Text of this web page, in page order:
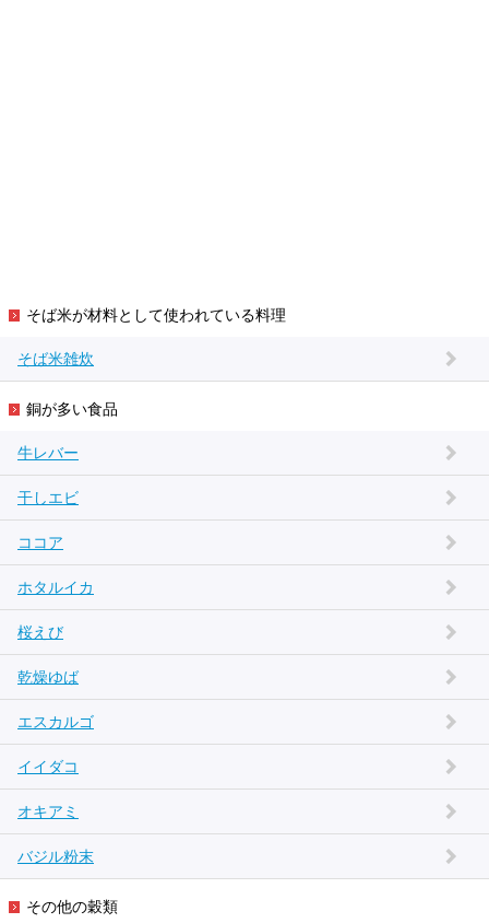
そば米が材料として使われている料理
そば米雑炊
銅が多い食品
牛レバー
干しエビ
ココア
ホタルイカ
桜えび
乾燥ゆば
エスカルゴ
イイダコ
オキアミ
バジル粉末
その他の穀類